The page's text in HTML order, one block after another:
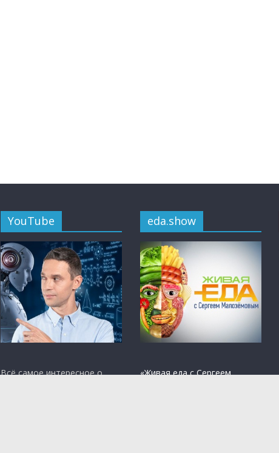
YouTube
Всё самое интересное о
eda.show
«Живая еда с Сергеем